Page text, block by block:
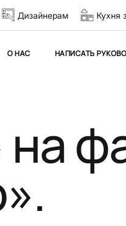
Дизайнерам Кухня
О НАС НАПИСАТЬ